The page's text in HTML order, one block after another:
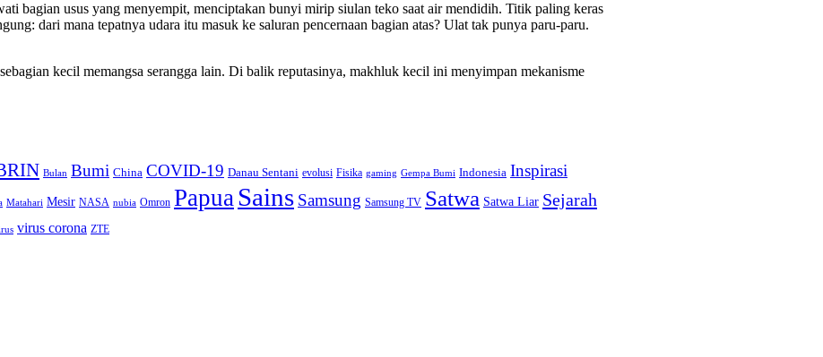
bagian usus yang menyempit, menciptakan bunyi mirip siulan teko saat air mendidih. Titik paling keras
dari mana tepatnya udara itu masuk ke saluran pencernaan bagian atas? Ulat tak punya paru-paru.
kecil memangsa serangga lain. Di balik reputasinya, makhluk kecil ini menyimpan mekanisme
Bulan Bumi China COVID-19 Danau Sentani evolusi Fisika gaming Gempa Bumi Indonesia Inspirasi
Matahari Mesir NASA nubia Omron Papua Sains Samsung Samsung TV Satwa Satwa Liar Sejarah
virus corona ZTE